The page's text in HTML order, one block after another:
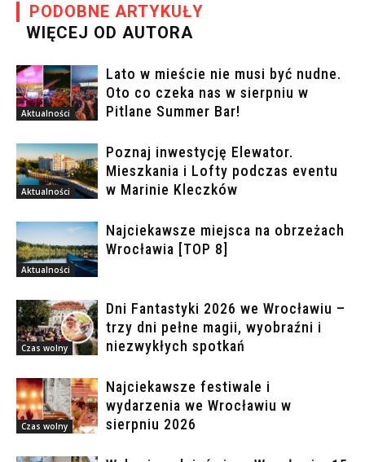
PODOBNE ARTYKUŁY
WIĘCEJ OD AUTORA
Aktualności
Lato w mieście nie musi być nudne.
Oto co czeka nas w sierpniu w
Pitlane Summer Bar!
Aktualności
Poznaj inwestycję Elewator.
Mieszkania i Lofty podczas eventu
w Marinie Kleczków
Aktualności
Najciekawsze miejsca na obrzeżach
Wrocławia [TOP 8]
Czas wolny
Dni Fantastyki 2026 we Wrocławiu –
trzy dni pełne magii, wyobraźni i
niezwykłych spotkań
Czas wolny
Najciekawsze festiwale i
wydarzenia we Wrocławiu w
sierpniu 2026